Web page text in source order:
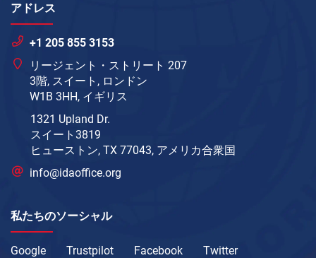
アドレス
+1 205 855 3153
リージェント・ストリート 207
3階, スイート, ロンドン
W1B 3HH, イギリス
1321 Upland Dr.
スイート3819
ヒューストン, TX 77043, アメリカ合衆国
info@idaoffice.org
私たちのソーシャル
Google Trustpilot Facebook
Twitter